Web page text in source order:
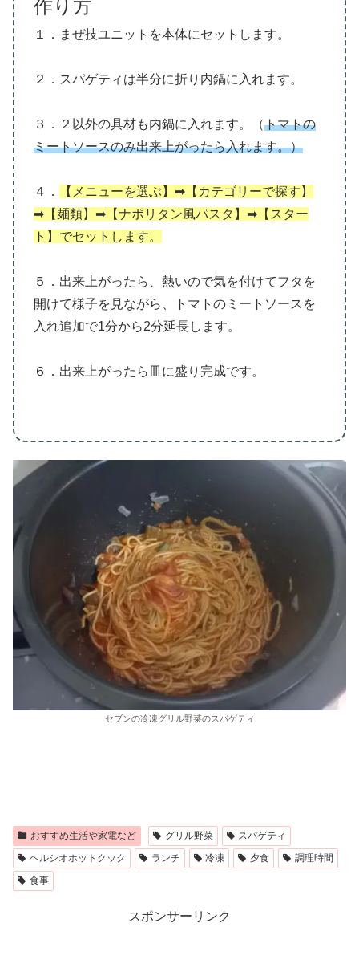
作り方
１．まぜ技ユニットを本体にセットします。
２．スパゲティは半分に折り内鍋に入れます。
３．２以外の具材も内鍋に入れます。（トマトの
ミートソースのみ出来上がったら入れます。）
４．
【メニューを選ぶ】➡【カテゴリーで探す】
➡【麺類】➡【ナポリタン風パスタ】➡【スター
ト】でセットします。
５．出来上がったら、熱いので気を付けてフタを
開けて様子を見ながら、トマトのミートソースを
入れ追加で1分から2分延長します。
６．出来上がったら皿に盛り完成です。
セブンの冷凍グリル野菜のスパゲティ
おすすめ生活や家電など グリル野菜
スパゲティ
ヘルシオホットクック
ランチ 冷凍 夕食
調理時間
食事
スポンサーリンク